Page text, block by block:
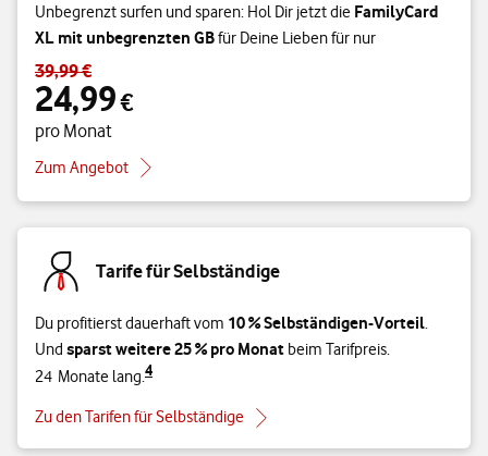
Unbegrenzt surfen und sparen: Hol Dir jetzt die FamilyCard
XL mit unbegrenzten GBfür Deine Lieben für nur
Standardpreis 39,99 € – Angebotspreis 24,99 € pro Monat
39,99 €
24,99€
pro Monat
Zum Angebot
Tarife für Selbständige
Du profitierst dauerhaft vom 10 % Selbständigen-Vorteil.
Und sparst weitere 25 % pro Monat beim Tarifpreis.
24 Monate lang.4
Zu den Tarifen für Selbständige